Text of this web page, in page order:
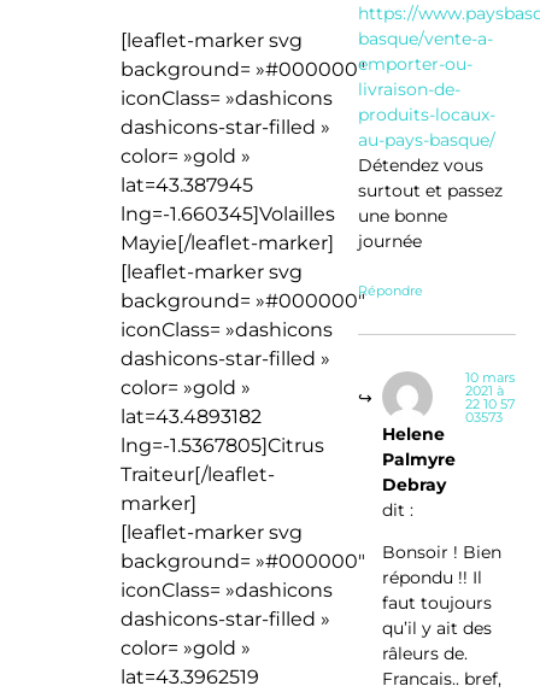
[leaflet-marker svg
background= »#000000″
iconClass= »dashicons
dashicons-star-filled »
color= »gold »
lat=43.387945
lng=-1.660345]Volailles
Mayie[/leaflet-marker]
[leaflet-marker svg
background= »#000000″
iconClass= »dashicons
dashicons-star-filled »
color= »gold »
lat=43.4893182
lng=-1.5367805]Citrus
Traiteur[/leaflet-
marker]
[leaflet-marker svg
background= »#000000″
iconClass= »dashicons
dashicons-star-filled »
color= »gold »
lat=43.3962519
https://
basque/vente-a-
emporter-ou-
livraison-de-
produits-locaux-
au-pays-basque/
Détendez vous
surtout et passez
une bonne
journée
Répondre
Helene
Palmyre
Debray
dit :
10 mars
2021 à
22 10 57
03573
Bonsoir ! Bien
répondu !! Il
faut toujours
qu’il y ait des
râleurs de.
Francais.. bref,